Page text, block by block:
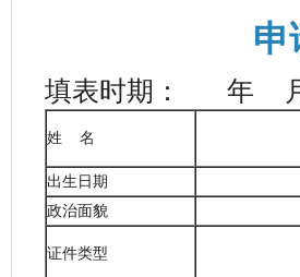
填表时期：
姓 名
出生日期
政治面貌
证件类型